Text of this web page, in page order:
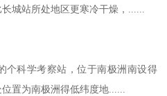
城站所处地区更寒冷干燥，......
个科学考察站，位于南极洲南设得
置为南极洲得低纬度地......